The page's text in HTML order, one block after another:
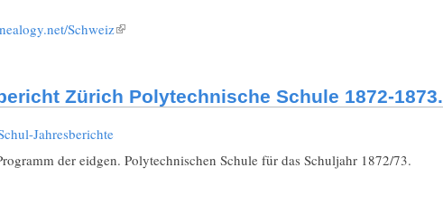
Schweiz(Link ist extern)
Zürich Polytechnische Schule 1872-1873.
Jahresberichte
der eidgen. Polytechnischen Schule für das Schuljahr 1872/73.